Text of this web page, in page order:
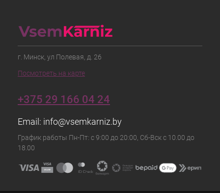
г. Минск, ул Полевая, д. 26
Посмотреть на карте
+375 29 166 04 24
Email: info@vsemkarniz.by
График работы Пн-Пт: с 9:00 до 20:00, Сб-Вск с 10.00 до
18.00